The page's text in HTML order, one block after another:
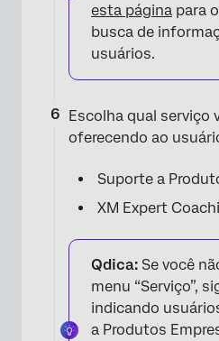
esta página para
busca de
usuários.
Escolha qual serviço
oferecendo ao
Suporte a
XM Expert
Qdica: Se você
menu “Serviço”,
indicando
a Produtos